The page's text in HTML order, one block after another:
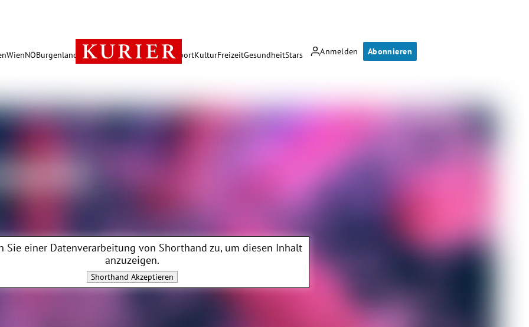
Anmelden Abonnieren
WienNÖBurgenland Österreich PolitikWirtschaft SportKulturFreizeitGesundheitStars
Sie einer Datenverarbeitung von Shorthand zu, um diesen Inhalt
anzuzeigen.
Shorthand Akzeptieren